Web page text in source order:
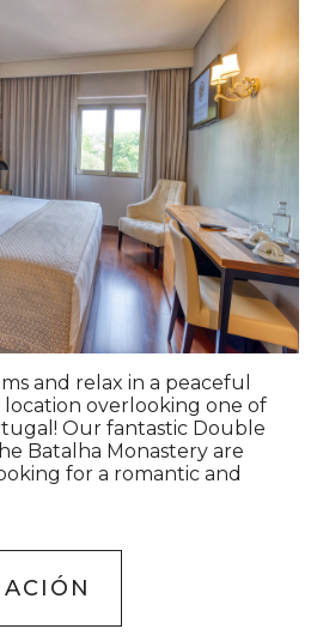
and relax in a peaceful
overlooking one of
Our fantastic Double
Batalha Monastery are
for a romantic and